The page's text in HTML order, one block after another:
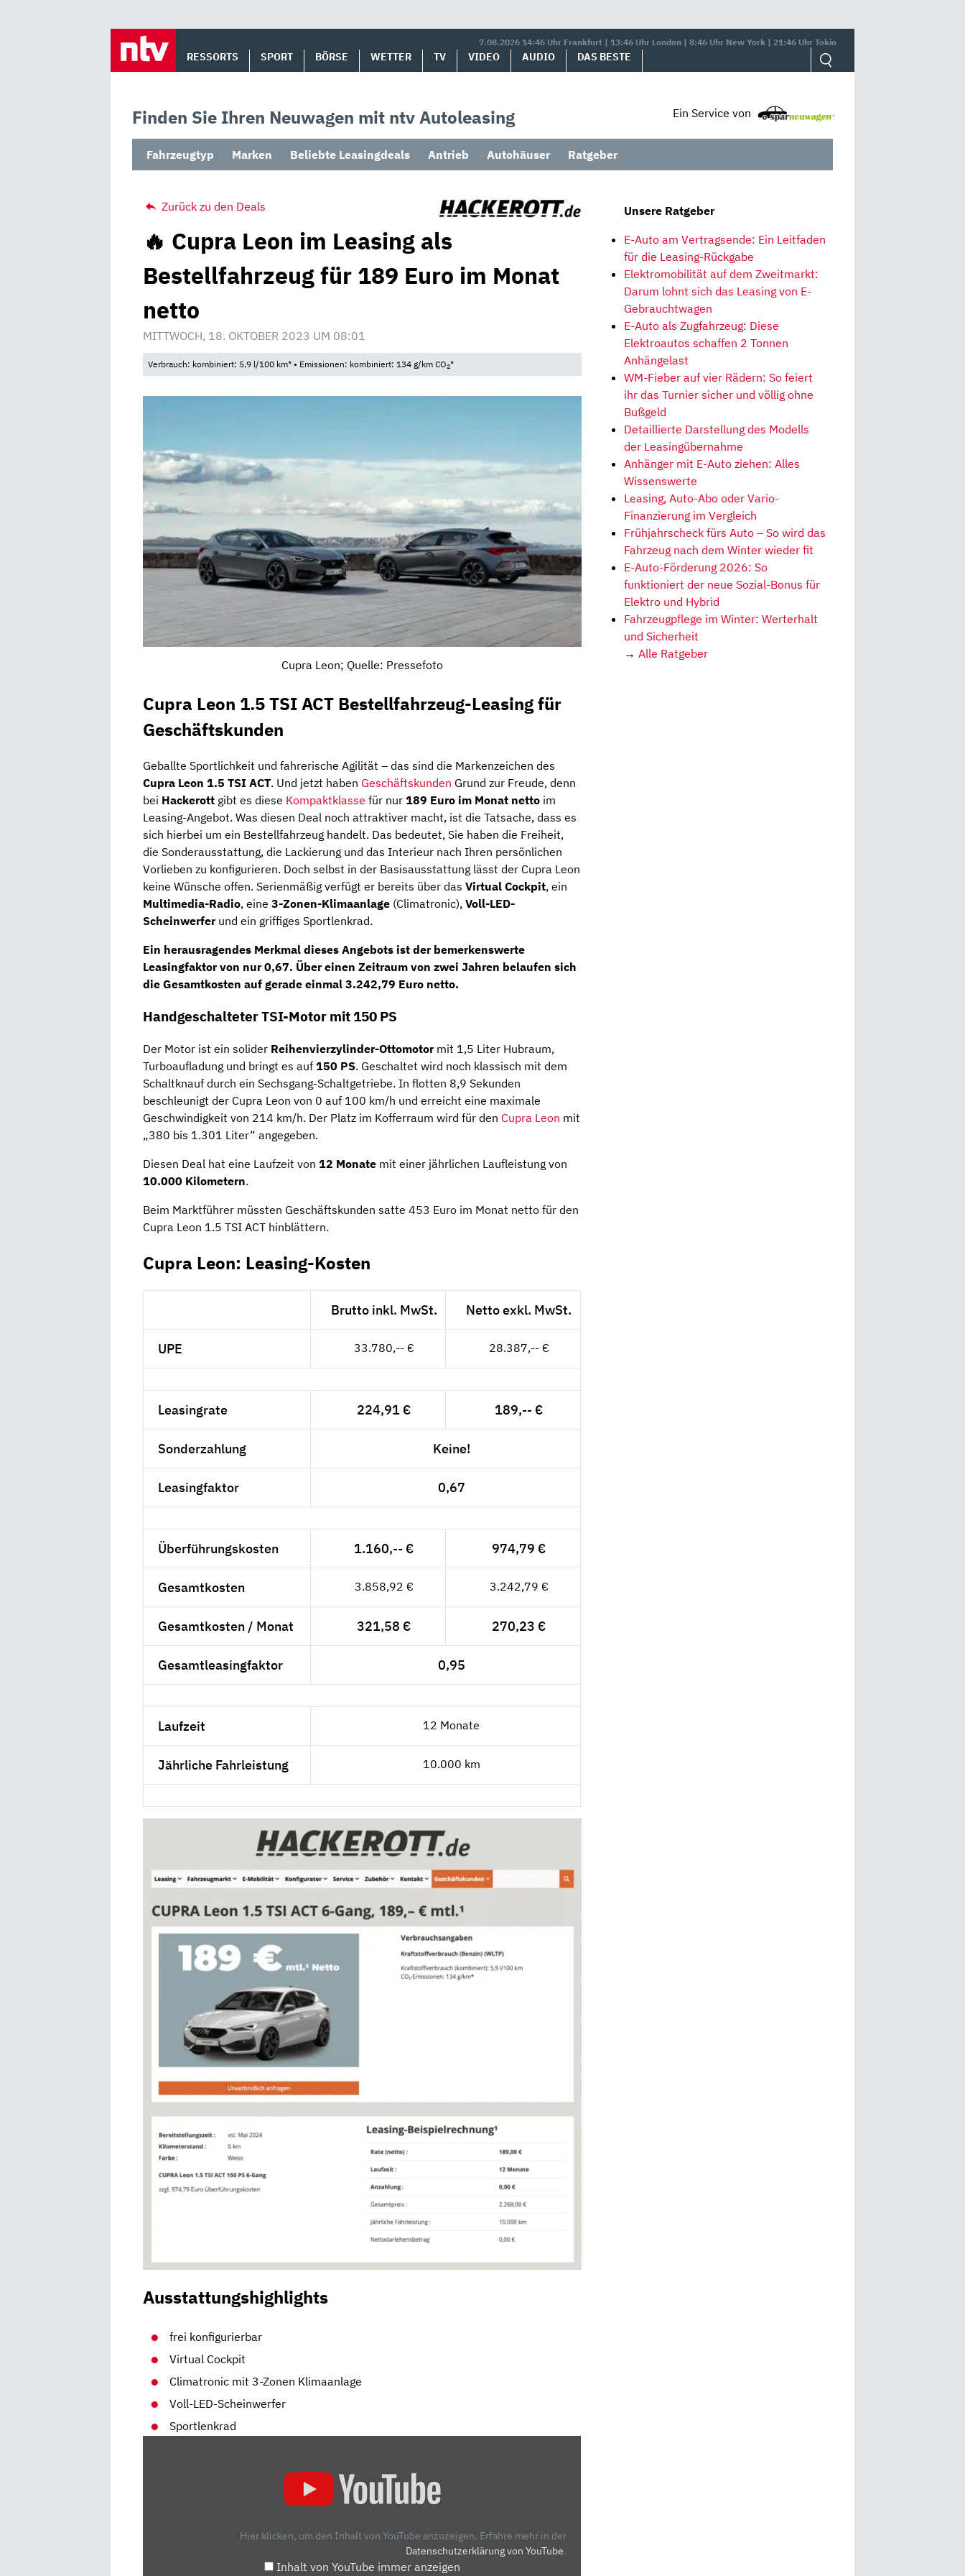
7.08.2026 14:46 Uhr Frankfurt | 13:46 Uhr London | 8:46 Uhr New York | 21:46 Uhr Tokio
RESSORTS SPORT BÖRSE WETTER TV VIDEO AUDIO DAS BESTE
Finden Sie Ihren Neuwagen mit ntv Autoleasing Ein Service von
Fahrzeugtyp Marken Beliebte Leasingdeals Antrieb Autohäuser Ratgeber
Zurück zu den Deals
🔥 Cupra Leon im Leasing als
Bestellfahrzeug für 189 Euro im Monat
netto
MITTWOCH, 18. OKTOBER 2023 UM 08:01
Verbrauch: kombiniert: 5,9 l/100 km* • Emissionen: kombiniert: 134 g/km CO2*
Cupra Leon; Quelle: Pressefoto
Cupra Leon 1.5 TSI ACT Bestellfahrzeug-Leasing für
Geschäftskunden
Geballte Sportlichkeit und fahrerische Agilität – das sind die Markenzeichen des
Cupra Leon 1.5 TSI ACT. Und jetzt haben Geschäftskunden Grund zur Freude, denn
bei Hackerott gibt es diese Kompaktklasse für nur 189 Euro im Monat netto im
Leasing-Angebot. Was diesen Deal noch attraktiver macht, ist die Tatsache, dass es
sich hierbei um ein Bestellfahrzeug handelt. Das bedeutet, Sie haben die Freiheit,
die Sonderausstattung, die Lackierung und das Interieur nach Ihren persönlichen
Vorlieben zu konfigurieren. Doch selbst in der Basisausstattung lässt der Cupra Leon
keine Wünsche offen. Serienmäßig verfügt er bereits über das Virtual Cockpit, ein
Multimedia-Radio, eine 3-Zonen-Klimaanlage (Climatronic), Voll-LED-
Scheinwerferund ein griffiges Sportlenkrad.
Ein herausragendes Merkmal dieses Angebots ist der bemerkenswerte
Leasingfaktorvon nur0,67. Über einen Zeitraum von zwei Jahren belaufen sich
die Gesamtkosten auf gerade einmal 3.242,79 Euro netto.
Handgeschalteter TSI-Motor mit 150 PS
Der Motor ist ein solider Reihenvierzylinder-Ottomotormit 1,5 Liter Hubraum,
Turboaufladung und bringt es auf 150 PS. Geschaltet wird noch klassisch mit dem
Schaltknauf durch ein Sechsgang-Schaltgetriebe. In flotten 8,9 Sekunden
beschleunigt der Cupra Leon von 0 auf 100 km/h und erreicht eine maximale
Geschwindigkeit von 214 km/h. Der Platz im Kofferraum wird für den Cupra Leon mit
„380 bis 1.301 Liter“ angegeben.
Diesen Deal hat eine Laufzeit von 12 Monate mit einer jährlichen Laufleistung von
10.000 Kilometern.
Beim Marktführer müssten Geschäftskunden satte 453 Euro im Monat netto für den
Cupra Leon 1.5 TSI ACT hinblättern.
Cupra Leon: Leasing-Kosten
Brutto inkl. MwSt. Netto exkl. MwSt.
UPE 33.780,-- € 28.387,-- €
Leasingrate 224,91 € 189,-- €
Sonderzahlung Keine!
Leasingfaktor 0,67
Überführungskosten 1.160,-- € 974,79 €
Gesamtkosten 3.858,92 € 3.242,79 €
Gesamtkosten / Monat 321,58 € 270,23 €
Gesamtleasingfaktor 0,95
Laufzeit 12 Monate
Jährliche Fahrleistung 10.000 km
Ausstattungshighlights
frei konfigurierbar
Virtual Cockpit
Climatronic mit 3-Zonen Klimaanlage
Voll-LED-Scheinwerfer
Sportlenkrad
Hier klicken, um den Inhalt von YouTube anzuzeigen. Erfahre mehr in der
Datenschutzerklärung von YouTube.
Inhalt von YouTube immer anzeigen
Unsere Ratgeber
E-Auto am Vertragsende: Ein Leitfaden
für die Leasing-Rückgabe
Elektromobilität auf dem Zweitmarkt:
Darum lohnt sich das Leasing von E-
Gebrauchtwagen
E-Auto als Zugfahrzeug: Diese
Elektroautos schaffen 2 Tonnen
Anhängelast
WM-Fieber auf vier Rädern: So feiert
ihr das Turnier sicher und völlig ohne
Bußgeld
Detaillierte Darstellung des Modells
der Leasingübernahme
Anhänger mit E-Auto ziehen: Alles
Wissenswerte
Leasing, Auto-Abo oder Vario-
Finanzierung im Vergleich
Frühjahrscheck fürs Auto – So wird das
Fahrzeug nach dem Winter wieder fit
E-Auto-Förderung 2026: So
funktioniert der neue Sozial-Bonus für
Elektro und Hybrid
Fahrzeugpflege im Winter: Werterhalt
und Sicherheit
→ Alle Ratgeber